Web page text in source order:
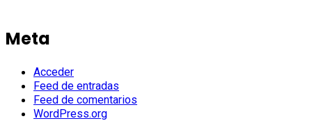
Meta
Acceder
Feed de entradas
Feed de comentarios
WordPress.org